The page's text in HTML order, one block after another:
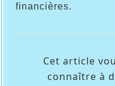
financières.
Cet article
connaître à